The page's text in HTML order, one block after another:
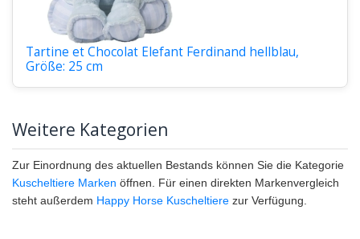
Tartine et Chocolat Elefant Ferdinand hellblau,
Größe: 25 cm
Weitere Kategorien
Zur Einordnung des aktuellen Bestands können Sie die Kategorie
Kuscheltiere Marken öffnen. Für einen direkten Markenvergleich
steht außerdem Happy Horse Kuscheltiere zur Verfügung.